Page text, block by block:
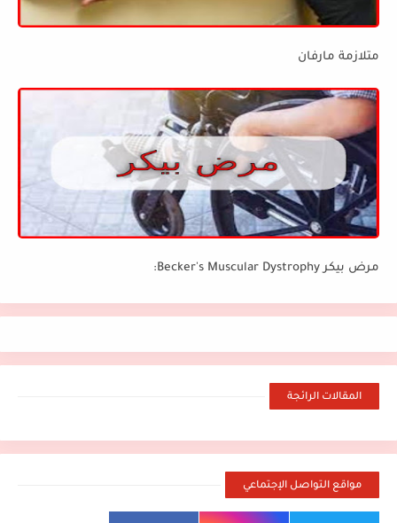
متلازمة مارفان
مرض بيكر Becker's Muscular Dystrophy:
المقالات الرائجة
مواقع التواصل الإجتماعي